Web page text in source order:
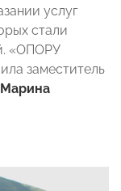
услуг
стали
«ОПОРУ
заместитель
Марина